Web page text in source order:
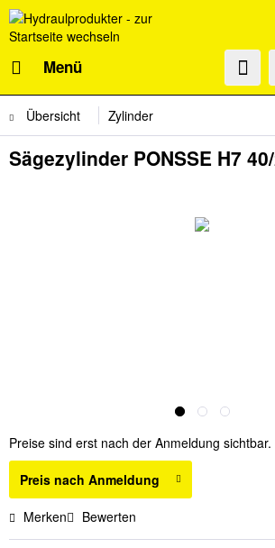
Menü
Übersicht Zylinder
Sägezylinder PONSSE H7
Preise sind erst nach der Anmeldung sichtbar.
Preis nach Anmeldung
Merken Bewerten